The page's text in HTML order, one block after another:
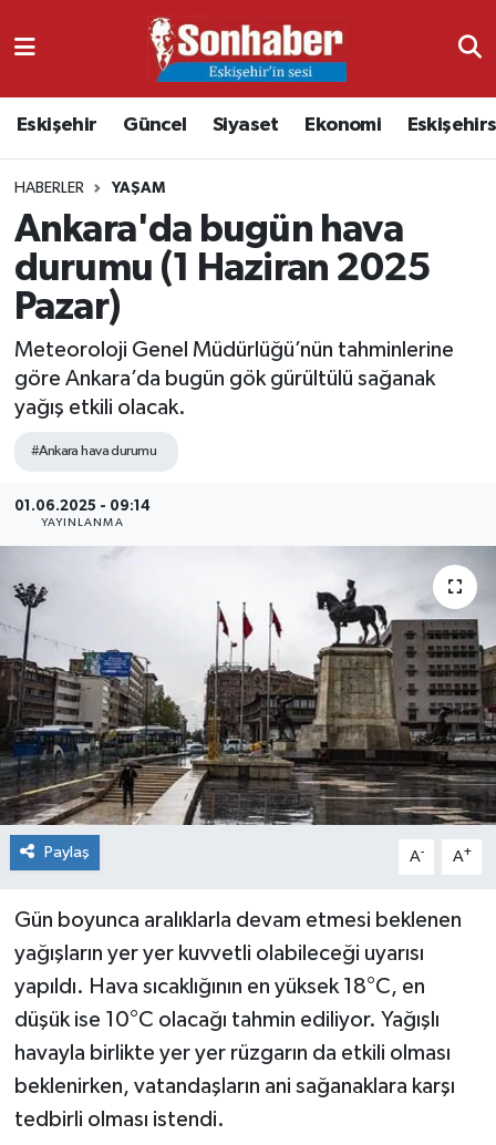
Eskişehir Güncel Siyaset Ekonomi
HABERLER YAŞAM
Ankara'da bugün hava
durumu (1 Haziran 2025
Pazar)
Meteoroloji Genel Müdürlüğü’nün tahminlerine
göre Ankara’da bugün gök gürültülü sağanak
yağış etkili olacak.
#Ankara hava durumu
01.06.2025 - 09:14
YAYINLANMA
Paylaş A- A+
Gün boyunca aralıklarla devam etmesi beklenen
yağışların yer yer kuvvetli olabileceği uyarısı
yapıldı. Hava sıcaklığının en yüksek 18°C, en
düşük ise 10°C olacağı tahmin ediliyor. Yağışlı
havayla birlikte yer yer rüzgarın da etkili olması
beklenirken, vatandaşların ani sağanaklara karşı
tedbirli olması istendi.
Ekonomi
Kültür & Sanat
Magazin
Resmi İlanlar
Nöbetçi Eczaneler
Namaz Vakitleri
Trafik Durumu
Süper Lig Puan Durumu ve Fikstür
Tüm Manşetler
Son Dakika Haberleri